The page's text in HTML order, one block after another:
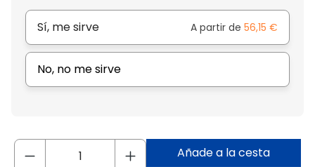
Sí, me sirve A partir de 56,15 €
No, no me sirve
Añade a la cesta